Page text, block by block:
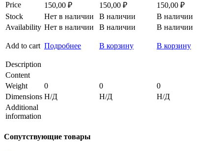
Price
150,00 ₽ 150,00 ₽ 150,00 ₽
Stock
Нет в наличии В наличии
В наличии
Availability Нет в наличии В наличии В наличии
Add to cart Подробнее В корзину В корзину
Description
Content
Weight
0 0
0
Dimensions Н/Д Н/Д
Н/Д
Additional
information
Сопутствующие товары